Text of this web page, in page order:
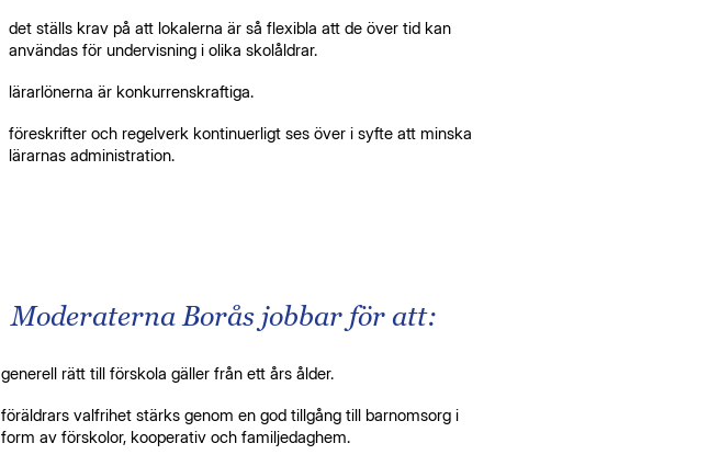
det ställs krav på att lokalerna är så flexibla att de över tid kan
användas för undervisning i olika skolåldrar.
lärarlönerna är konkurrenskraftiga.
föreskrifter och regelverk kontinuerligt ses över i syfte att minska
lärarnas administration.
Moderaterna Borås jobbar för att:
generell rätt till förskola gäller från ett års ålder.
föräldrars valfrihet stärks genom en god tillgång till barnomsorg i
form av förskolor, kooperativ och familjedaghem.